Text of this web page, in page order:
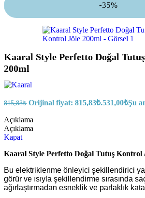
-35%
Kaaral Style Perfetto Doğal
200ml
815,83₺ Orijinal fiyat: 815,83₺.531,00₺Şu
Açıklama
Açıklama
Kapat
Kaaral Style Perfetto Doğal Tutuş Kontrol
Bu elektriklenme önleyici şekillendirici
görür ve ısıyla şekillendirme sırasında
ağırlaştırmadan esneklik ve parlaklık